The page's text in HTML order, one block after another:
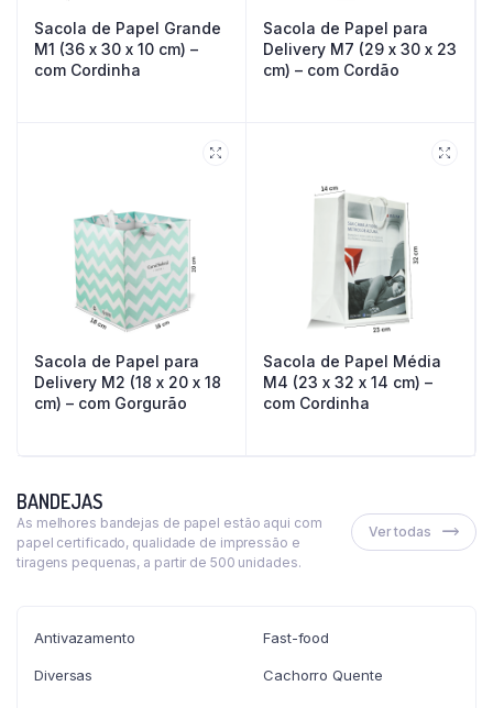
Sacola de Papel Grande
M1 (36 x 30 x 10 cm) –
com Cordinha
Sacola de Papel para
Delivery M7 (29 x 30 x 23
cm) – com Cordão
Sacola de Papel para
Delivery M2 (18 x 20 x 18
cm) – com Gorgurão
Sacola de Papel Média
M4 (23 x 32 x 14 cm) –
com Cordinha
BANDEJAS
As melhores bandejas de papel estão aqui com
papel certificado, qualidade de impressão e
tiragens pequenas, a partir de 500 unidades.
Ver todas
Antivazamento Fast-food
Diversas Cachorro Quente